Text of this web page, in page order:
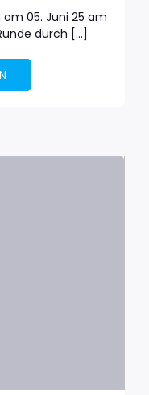
05. Juni 25 am
durch […]